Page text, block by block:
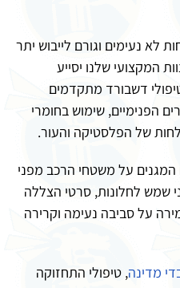
לא נעימים וגורם לייבוש יתר
המקצועי שלנו יסייע
דשבורד מתקדמים
הפנימיים, שימוש בחומרי
המגנים על משטחי הרכב מפני
שמש לחלונות, סרטי הצללה
על סביבה נעימה וקרירה
מדינה, טיפולי התחזוקה